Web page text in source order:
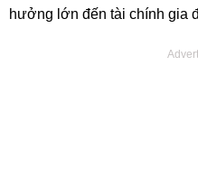
hưởng lớn đến tài chính gia